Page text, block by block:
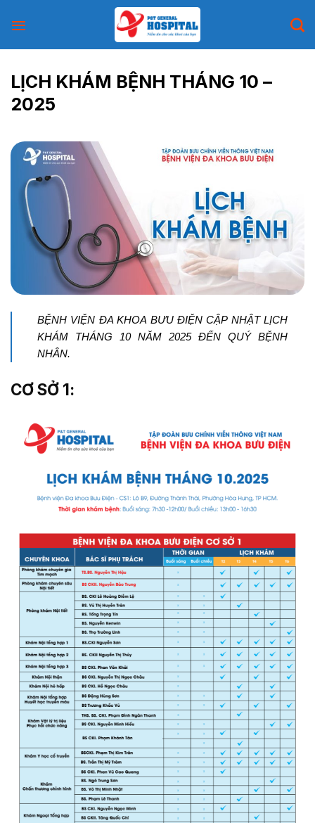
LỊCH KHÁM BỆNH THÁNG 10 –
2025
BỆNH VIỆN ĐA KHOA BƯU ĐIỆN CẬP NHẬT LỊCH
KHÁM THÁNG 10 NĂM 2025 ĐẾN QUÝ BỆNH
NHÂN.
CƠ SỞ 1: